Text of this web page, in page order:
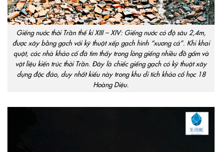
Giếng nước thời Trần thế kỉ XIII – XIV: Giếng nước có độ sâu 2,4m,
được xây bằng gạch với kỹ thuật xếp gạch hình “xương cá”. Khi khai
quật, các nhà khảo cổ đã tìm thấy trong lòng giếng nhiều đồ gốm và
vật liệu kiến trúc thời Trần. Đây là chiếc giếng gạch có kỹ thuật xây
dựng độc đáo, duy nhất kiểu này trong khu di tích khảo cổ học 18
Hoàng Diệu.